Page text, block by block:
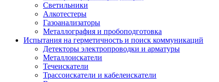
Светильники
Алкотестеры
Газоанализаторы
Металлография и пробоподготовка
Испытания на герметичность и поиск коммуникаций
Детекторы электропроводки и арматуры
Металлоискатели
Течеискатели
Трассоискатели и кабелеискатели